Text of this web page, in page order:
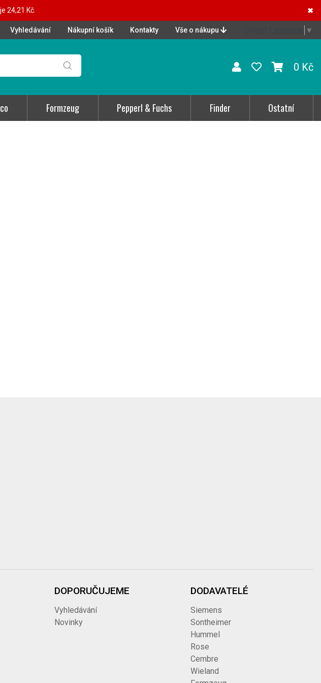
✖
24,21 Kč.
Vyhledávání Nákupní košík Kontakty Vše o nákupu ▼
0 Kč
Formzeug Pepperl & Fuchs Finder Ostatní
DOPORUČUJEME
Vyhledávání
Novinky
DODAVATELÉ
Siemens
Sontheimer
Hummel
Rose
Cembre
Wieland